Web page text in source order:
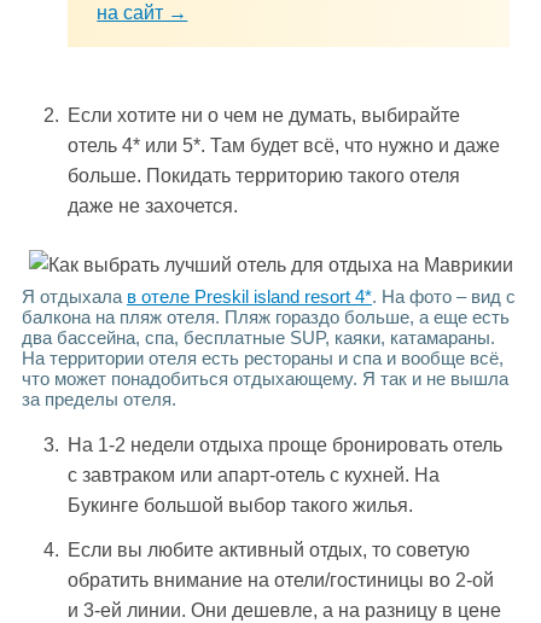
на сайт →
Если хотите ни о чем не думать, выбирайте
отель 4* или 5*. Там будет всё, что нужно и даже
больше. Покидатьтерриторию такого отеля
даже не захочется.
Я отдыхала в отеле Preskil island resort 4*. На фото – вид с
балкона на пляж отеля. Пляж гораздо больше, а еще есть
два бассейна, спа, бесплатные SUP, каяки, катамараны.
На территории отеля есть рестораны и спа и вообще всё,
что может понадобиться отдыхающему. Я так и не вышла
за пределы отеля.
На 1-2 недели отдыха проще бронировать отель
с завтраком или апарт-отель с кухней. На
Букинге большой выбор такого жилья.
Если вы любите активный отдых, то советую
обратить внимание на отели/гостиницы во 2-ой
и 3-ей линии. Они дешевле, а на разницу в цене